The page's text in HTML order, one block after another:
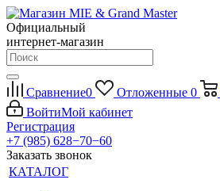
Официальный
интернет-магазин
Сравнение0 Отложенные 0
ВойтиМой кабинет
Регистрация
+7 (985) 628−70−60
Заказать звонок
КАТАЛОГ